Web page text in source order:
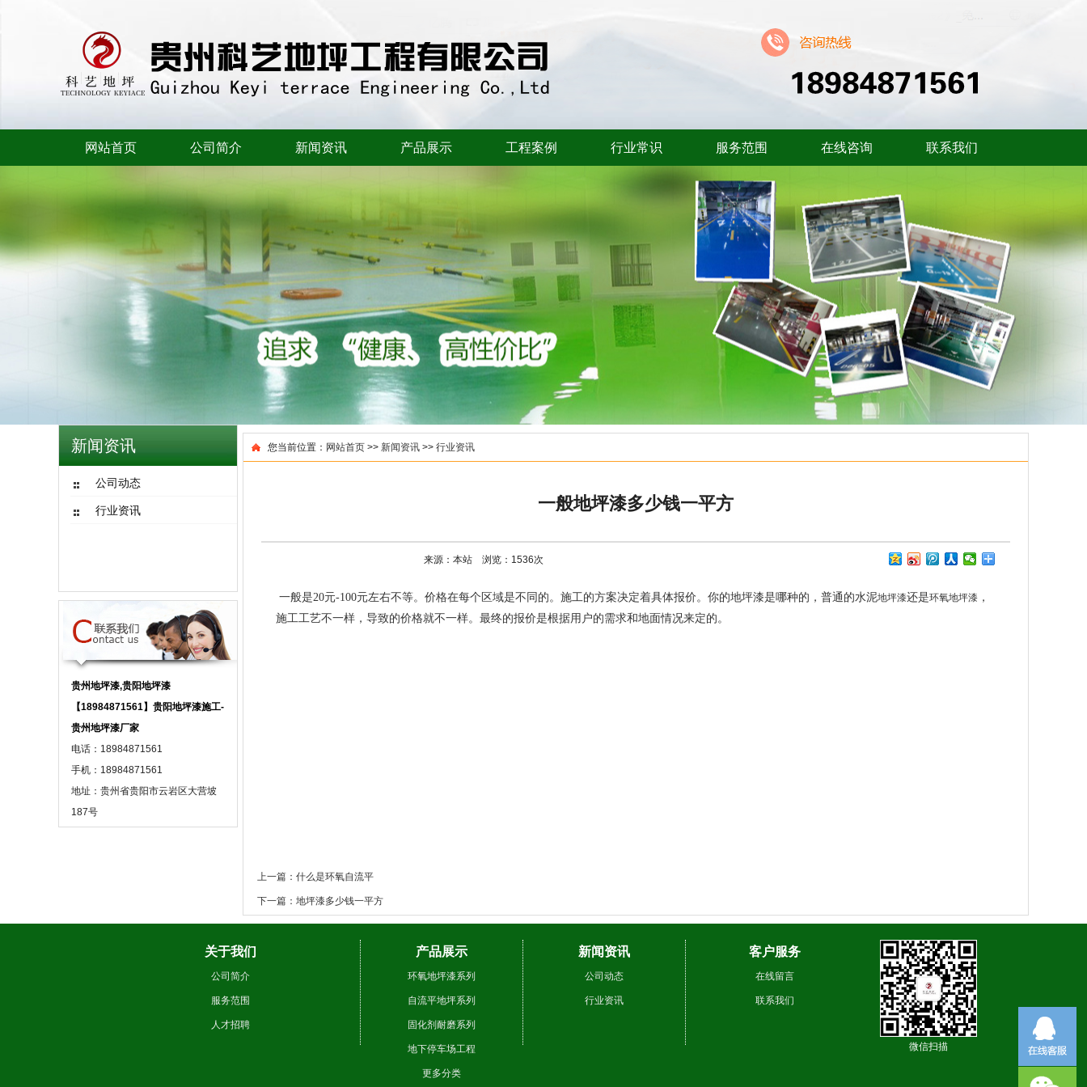
网站首页 公司简介 新闻资讯 产品展示 工程案例 行业常识 服务范围 在线咨询 联系我们
新闻资讯
公司动态
行业资讯
贵州地坪漆,贵阳地坪漆
【18984871561】贵阳地坪漆施工-
贵州地坪漆厂家
电话：18984871561
手机：18984871561
地址：贵州省贵阳市云岩区大营坡
187号
您当前位置： 网站首页 >> 新闻资讯 >> 行业资讯
一般地坪漆多少钱一平方
来源：本站 浏览： 1536次
一般是20元-100元左右不等。价格在每个区域是不同的。施工的方案决定着具体报价。你的地坪漆是哪种的，普通的水泥地坪漆还是环氧地坪漆 ，
施工工艺不一样，导致的价格就不一样。最终的报价是根据用户的需求和地面情况来定的。
上一篇：什么是环氧自流平
下一篇：地坪漆多少钱一平方
关于我们
公司简介
服务范围
人才招聘
产品展示
环氧地坪漆系列
自流平地坪系列
固化剂耐磨系列
地下停车场工程
更多分类
新闻资讯
公司动态
行业资讯
客户服务
在线留言
联系我们
微信扫描